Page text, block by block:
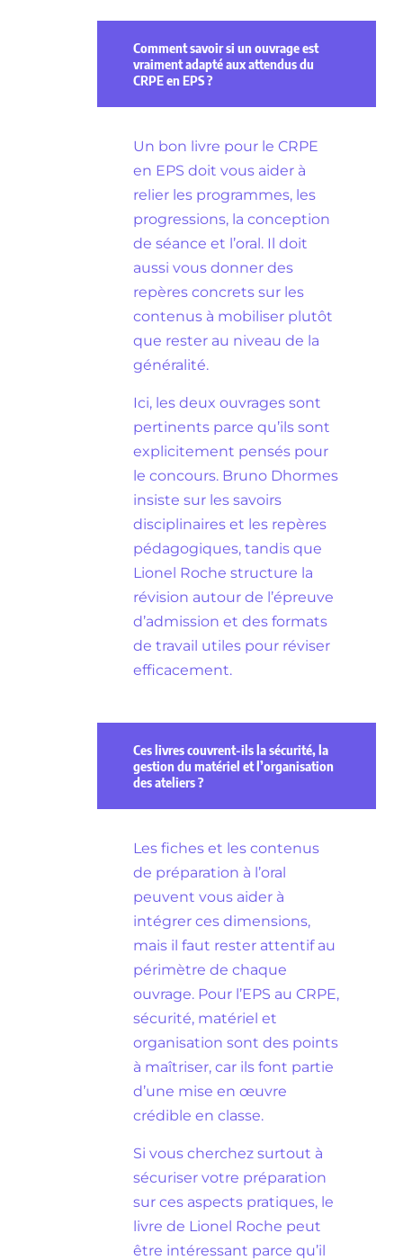
Comment savoir si un ouvrage est
vraiment adapté aux attendus du
CRPE en EPS ?
Un bon livre pour le CRPE
en EPS doit vous aider à
relier les programmes, les
progressions, la conception
de séance et l’oral. Il doit
aussi vous donner des
repères concrets sur les
contenus à mobiliser plutôt
que rester au niveau de la
généralité.
Ici, les deux ouvrages sont
pertinents parce qu’ils sont
explicitement pensés pour
le concours. Bruno Dhormes
insiste sur les savoirs
disciplinaires et les repères
pédagogiques, tandis que
Lionel Roche structure la
révision autour de l’épreuve
d’admission et des formats
de travail utiles pour réviser
efficacement.
Ces livres couvrent-ils la sécurité, la
gestion du matériel et l’organisation
des ateliers ?
Les fiches et les contenus
de préparation à l’oral
peuvent vous aider à
intégrer ces dimensions,
mais il faut rester attentif au
périmètre de chaque
ouvrage. Pour l’EPS au CRPE,
sécurité, matériel et
organisation sont des points
à maîtriser, car ils font partie
d’une mise en œuvre
crédible en classe.
Si vous cherchez surtout à
sécuriser votre préparation
sur ces aspects pratiques, le
livre de Lionel Roche peut
être intéressant parce qu’il